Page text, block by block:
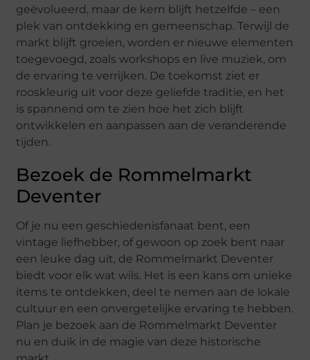
geëvolueerd, maar de kern blijft hetzelfde – een
plek van ontdekking en gemeenschap. Terwijl de
markt blijft groeien, worden er nieuwe elementen
toegevoegd, zoals workshops en live muziek, om
de ervaring te verrijken. De toekomst ziet er
rooskleurig uit voor deze geliefde traditie, en het
is spannend om te zien hoe het zich blijft
ontwikkelen en aanpassen aan de veranderende
tijden.
Bezoek de Rommelmarkt
Deventer
Of je nu een geschiedenisfanaat bent, een
vintage liefhebber, of gewoon op zoek bent naar
een leuke dag uit, de Rommelmarkt Deventer
biedt voor elk wat wils. Het is een kans om unieke
items te ontdekken, deel te nemen aan de lokale
cultuur en een onvergetelijke ervaring te hebben.
Plan je bezoek aan de Rommelmarkt Deventer
nu en duik in de magie van deze historische